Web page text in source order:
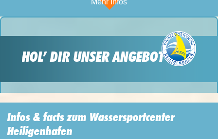
Mehr Infos
HOL’ DIR UNSER ANGEBOT
Infos & facts zum Wassersportcenter
Heiligenhafen